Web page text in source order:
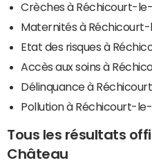
Crèches à Réchicourt-
Maternités à
Etat des risques à
Accès aux soins à
Délinquance à
Pollution à Réchicourt-
Tous les résultats
Château